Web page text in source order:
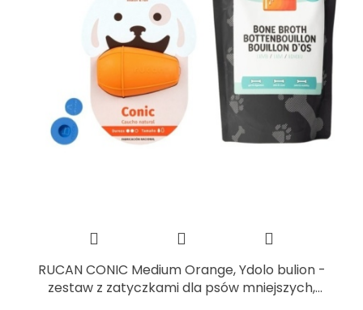
RUCAN CONIC Medium Orange, Ydolo bulion -
zestaw z zatyczkami dla psów mniejszych,